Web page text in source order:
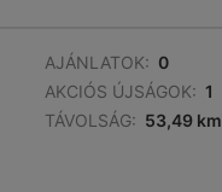
AJÁNLATOK: 0
AKCIÓS ÚJSÁGOK: 1
TÁVOLSÁG: 53,49 km